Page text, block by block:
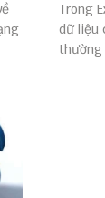
Trong
dữ liệu
thường